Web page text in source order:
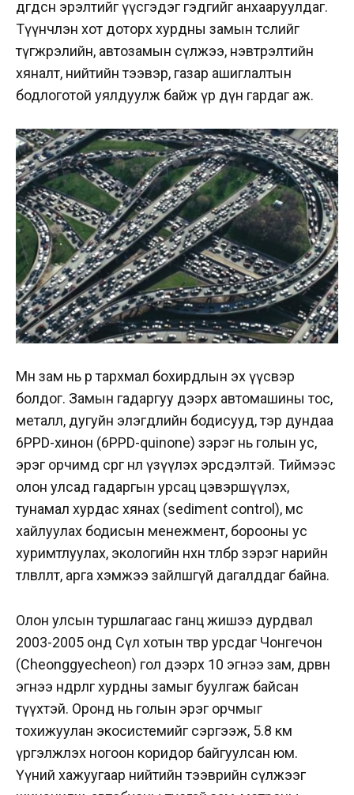
өдөөгдсөн эрэлтийг үүсгэдэг гэдгийг анхааруулдаг.
Түүнчлэн хот доторх хурдны замын төслийг
түгжрэлийн, автозамын сүлжээ, нэвтрэлтийн
хяналт, нийтийн тээвэр, газар ашиглалтын
бодлоготой уялдуулж байж үр дүн гардаг аж.
Мөн зам нь өөрөө тархмал бохирдлын эх үүсвэр
болдог. Замын гадаргуу дээрх автомашины тос,
металл, дугуйн элэгдлийн бодисууд, тэр дундаа
6PPD-хинон (6PPD-quinone) зэрэг нь голын ус,
эрэг орчимд сөрөг нөлөө үзүүлэх эрсдэлтэй. Тиймээс
олон улсад гадаргын урсац цэвэршүүлэх,
тунамал хурдас хянах (sediment control), мөс
хайлуулах бодисын менежмент, борооны ус
хуримтлуулах, экологийн нөхөн төлбөр зэрэг нарийн
төлөвлөлт, арга хэмжээ зайлшгүй дагалддаг байна.
Олон улсын туршлагаас ганц жишээ дурдвал
2003-2005 онд Сөүл хотын төвөөр урсдаг Чонгечон
(Cheonggyecheon) гол дээрх 10 эгнээ зам, дөрвөн
эгнээ өндөрлөг хурдны замыг буулгаж байсан
түүхтэй. Оронд нь голын эрэг орчмыг
тохижуулан экосистемийг сэргээж, 5.8 км
үргэлжлэх ногоон коридор байгуулсан юм.
Үүний хажуугаар нийтийн тээврийн сүлжээг